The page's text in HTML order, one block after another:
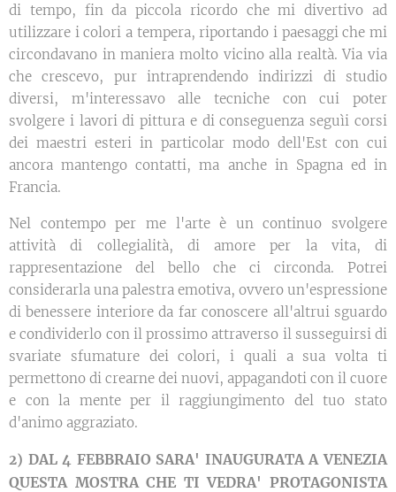
di tempo, fin da piccola ricordo che mi divertivo ad
utilizzare i colori a tempera, riportando i paesaggi che mi
circondavano in maniera molto vicino alla realtà. Via via
che crescevo, pur intraprendendo indirizzi di studio
diversi, m'interessavo alle tecniche con cui poter
svolgere i lavori di pittura e di conseguenza seguìi corsi
dei maestri esteri in particolar modo dell'Est con cui
ancora mantengo contatti, ma anche in Spagna ed in
Francia.
Nel contempo per me l'arte è un continuo svolgere
attività di collegialità, di amore per la vita, di
rappresentazione del bello che ci circonda. Potrei
considerarla una palestra emotiva, ovvero un'espressione
di benessere interiore da far conoscere all'altrui sguardo
e condividerlo con il prossimo attraverso il susseguirsi di
svariate sfumature dei colori, i quali a sua volta ti
permettono di crearne dei nuovi, appagandoti con il cuore
e con la mente per il raggiungimento del tuo stato
d'animo aggraziato.
2) DAL 4 FEBBRAIO SARA' INAUGURATA A VENEZIA
QUESTA MOSTRA CHE TI VEDRA' PROTAGONISTA